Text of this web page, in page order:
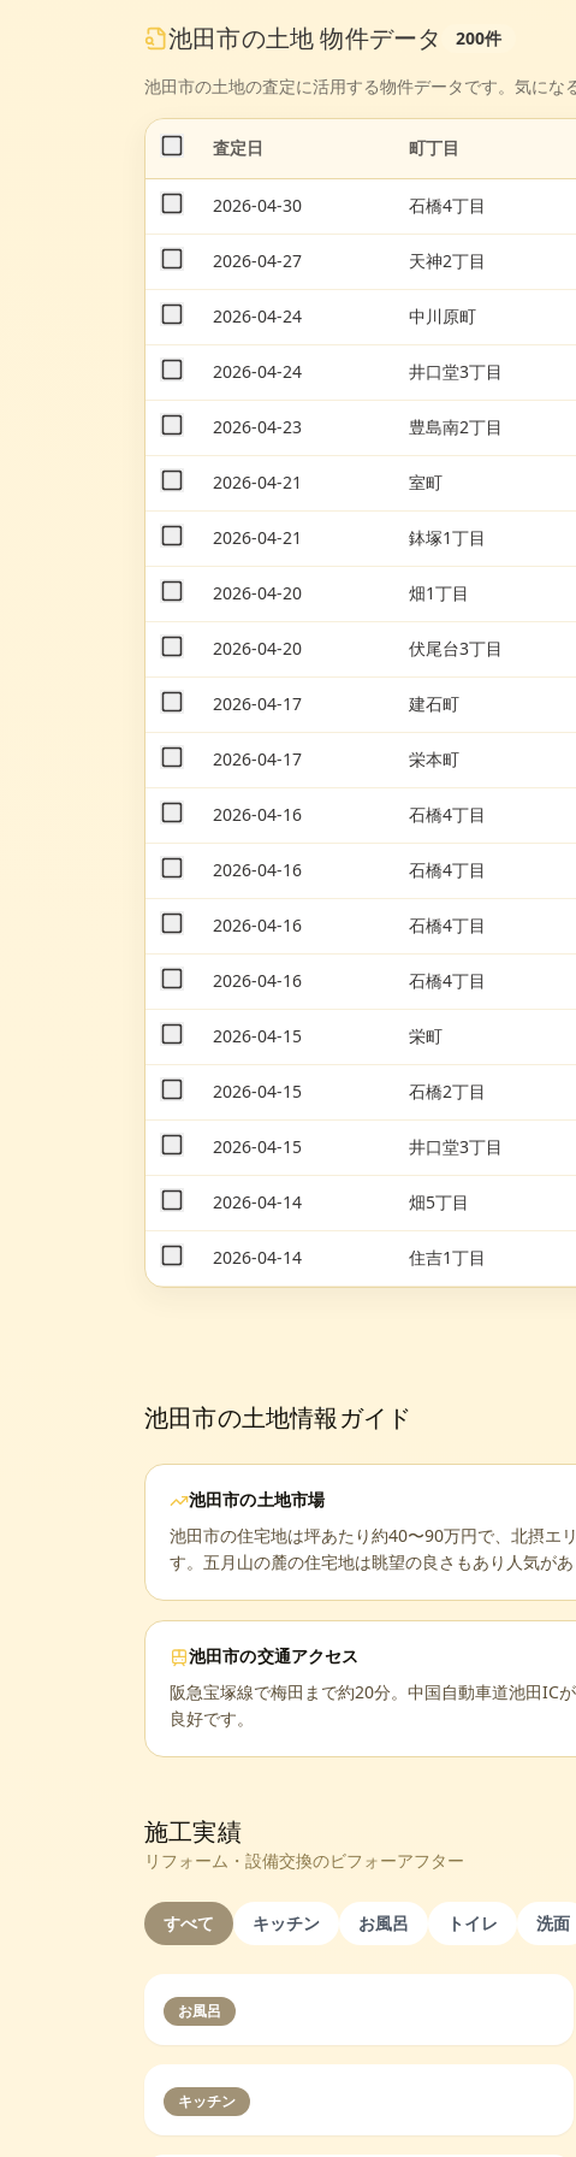
池田市の土地 物件データ 200件
池田市の土地の査定に活用する物件データです。気にな
査定日 町丁目
2026-04-30 石橋4丁目
2026-04-27 天神2丁目
2026-04-24 中川原町
2026-04-24 井口堂3丁目
2026-04-23 豊島南2丁目
2026-04-21 室町
2026-04-21 鉢塚1丁目
2026-04-20 畑1丁目
2026-04-20 伏尾台3丁目
2026-04-17 建石町
2026-04-17 栄本町
2026-04-16 石橋4丁目
2026-04-16 石橋4丁目
2026-04-16 石橋4丁目
2026-04-16 石橋4丁目
2026-04-15 栄町
2026-04-15 石橋2丁目
2026-04-15 井口堂3丁目
2026-04-14 畑5丁目
2026-04-14 住吉1丁目
池田市の土地情報ガイド
池田市の土地市場
池田市の住宅地は坪あたり約40〜90万円で、北摂エ
す。五月山の麓の住宅地は眺望の良さもあり人気があ
池田市の交通アクセス
阪急宝塚線で梅田まで約20分。中国自動車道池田IC
良好です。
施工実績
リフォーム・設備交換のビフォーアフター
すべて キッチン お風呂 トイレ 洗面
お風呂
キッチン